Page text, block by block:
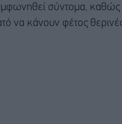
σύντομα,
να κάνουν φέτος